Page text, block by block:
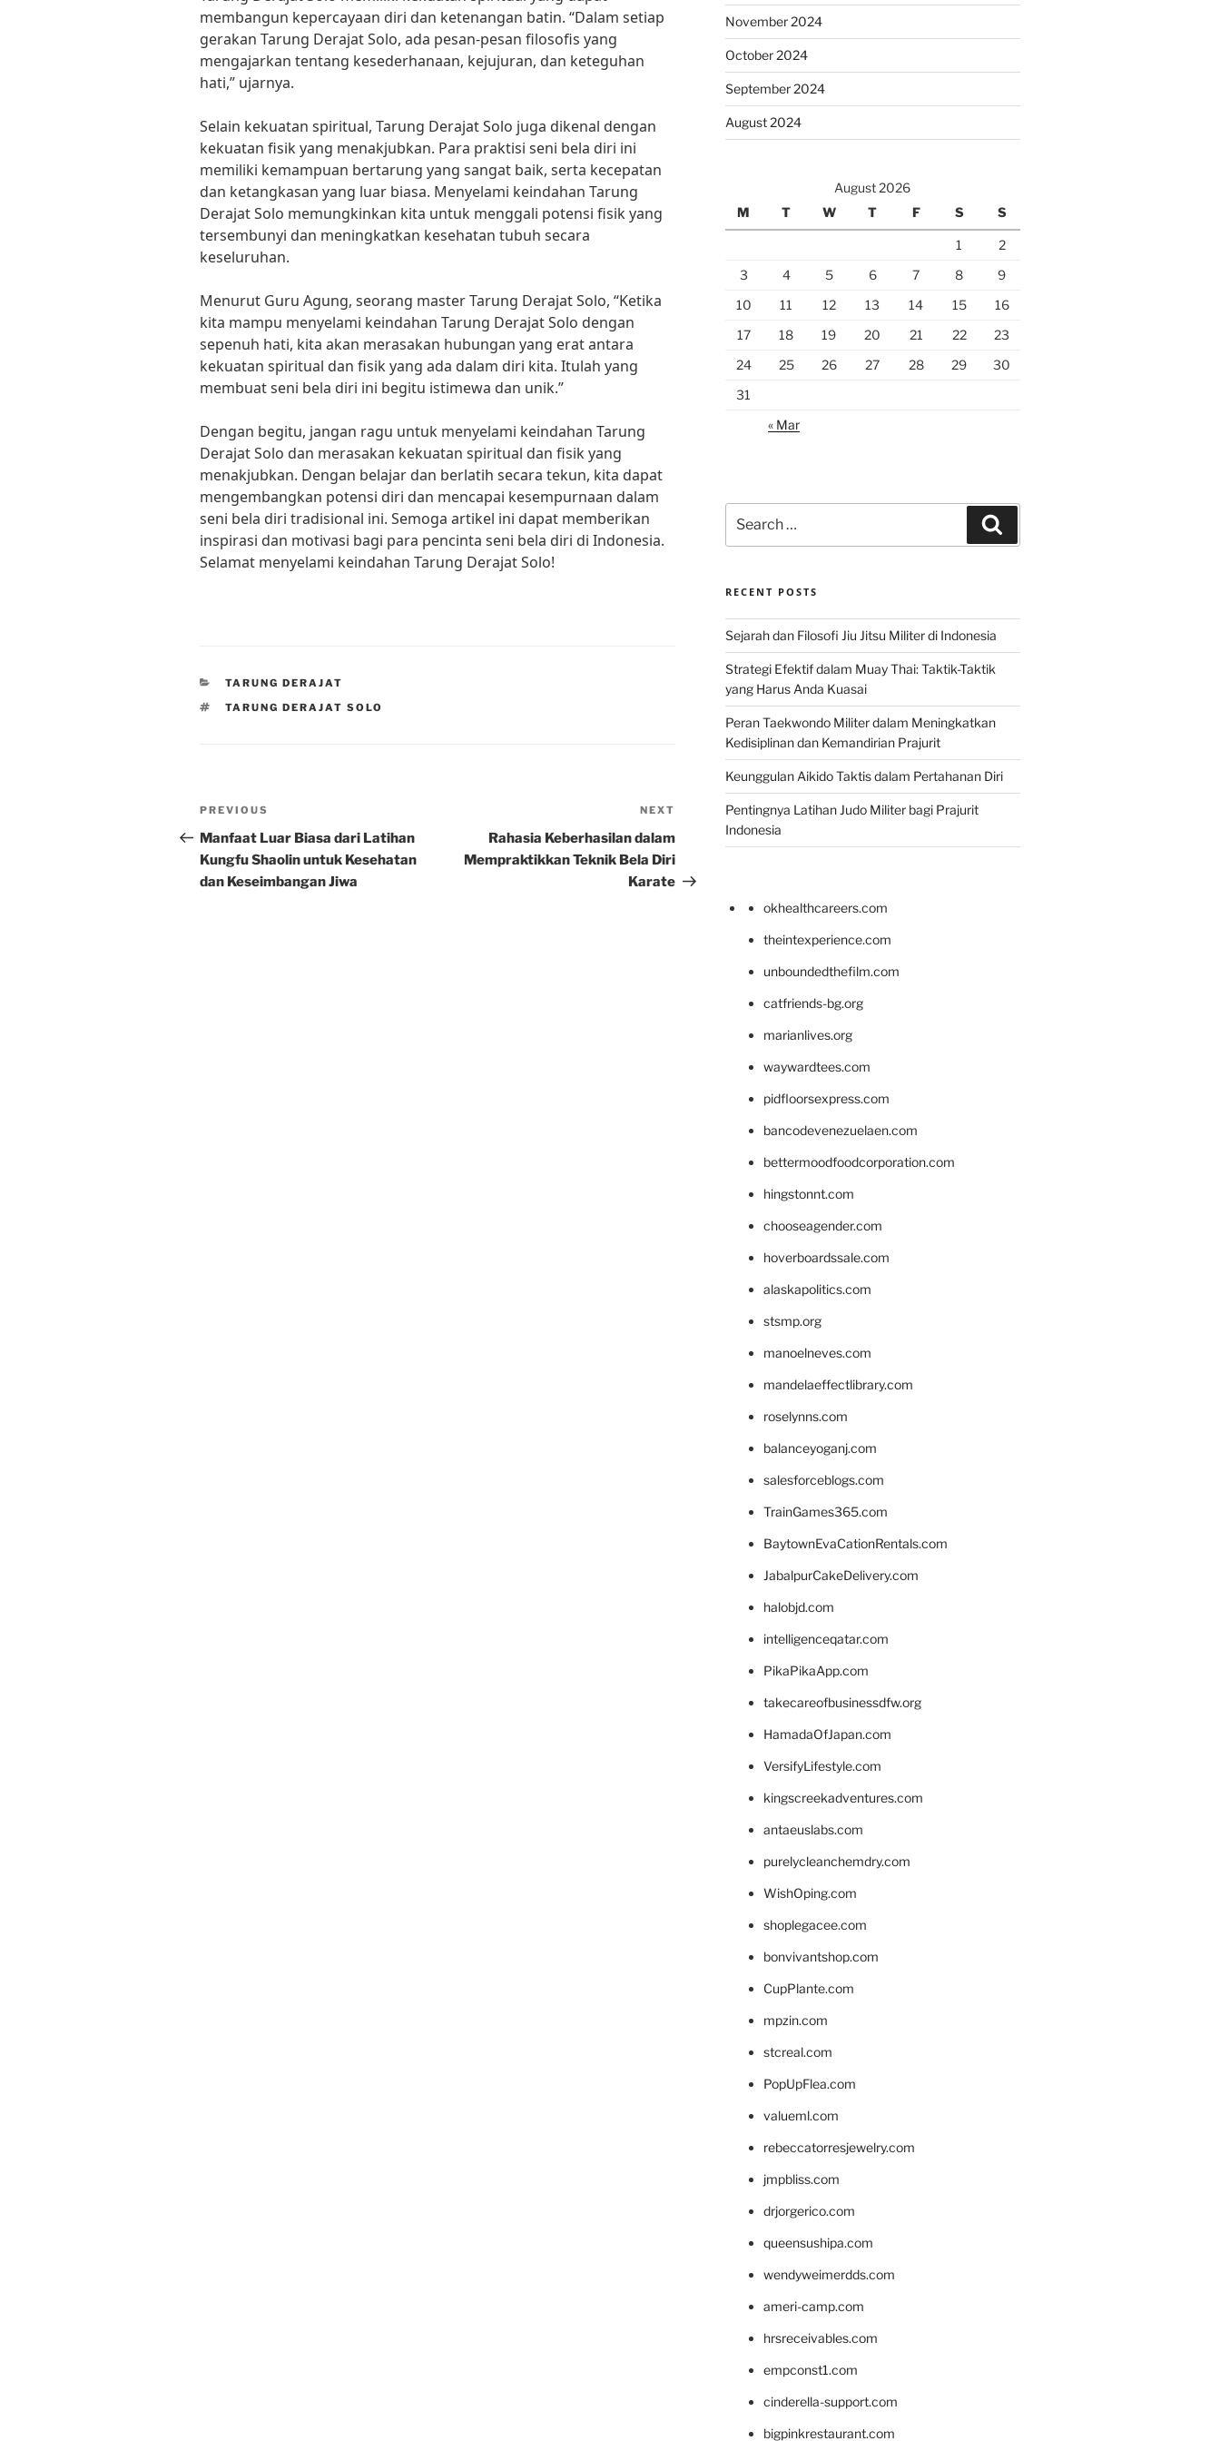
membangun kepercayaan diri dan ketenangan batin. “Dalam setiap
gerakan Tarung Derajat Solo, ada pesan-pesan filosofis yang
mengajarkan tentang kesederhanaan, kejujuran, dan keteguhan
hati,” ujarnya.
Selain kekuatan spiritual, Tarung Derajat Solo juga dikenal dengan
kekuatan fisik yang menakjubkan. Para praktisi seni bela diri ini
memiliki kemampuan bertarung yang sangat baik, serta kecepatan
dan ketangkasan yang luar biasa. Menyelami keindahan Tarung
Derajat Solo memungkinkan kita untuk menggali potensi fisik yang
tersembunyi dan meningkatkan kesehatan tubuh secara
keseluruhan.
Menurut Guru Agung, seorang master Tarung Derajat Solo, “Ketika
kita mampu menyelami keindahan Tarung Derajat Solo dengan
sepenuh hati, kita akan merasakan hubungan yang erat antara
kekuatan spiritual dan fisik yang ada dalam diri kita. Itulah yang
membuat seni bela diri ini begitu istimewa dan unik.”
Dengan begitu, jangan ragu untuk menyelami keindahan Tarung
Derajat Solo dan merasakan kekuatan spiritual dan fisik yang
menakjubkan. Dengan belajar dan berlatih secara tekun, kita dapat
mengembangkan potensi diri dan mencapai kesempurnaan dalam
seni bela diri tradisional ini. Semoga artikel ini dapat memberikan
inspirasi dan motivasi bagi para pencinta seni bela diri di Indonesia.
Selamat menyelami keindahan Tarung Derajat Solo!
CATEGORIES
TARUNG DERAJAT
TAGS
TARUNG DERAJAT SOLO
Post
navigation
Previous
Post
PREVIOUS
Manfaat Luar Biasa dari Latihan
Kungfu Shaolin untuk Kesehatan
dan Keseimbangan Jiwa
Post
NEXT
Rahasia Keberhasilan dalam
Mempraktikkan Teknik Bela Diri
Karate
November 2024
October 2024
September 2024
August 2024
August 2026
M
T W T F S S
1
2
3
4 5 6 7 8
9
10
11 12 13 14 15
16
17
18 19 20 21 22
23
24
25 26 27 28 29
30
31
« Mar
for:
RECENT POSTS
Sejarah dan Filosofi Jiu Jitsu Militer di Indonesia
Strategi Efektif dalam Muay Thai: Taktik-Taktik
yang Harus Anda Kuasai
Peran Taekwondo Militer dalam Meningkatkan
Kedisiplinan dan Kemandirian Prajurit
Keunggulan Aikido Taktis dalam Pertahanan Diri
Pentingnya Latihan Judo Militer bagi Prajurit
Indonesia
okhealthcareers.com
theintexperience.com
unboundedthefilm.com
catfriends-bg.org
marianlives.org
waywardtees.com
pidfloorsexpress.com
bancodevenezuelaen.com
bettermoodfoodcorporation.com
hingstonnt.com
chooseagender.com
hoverboardssale.com
alaskapolitics.com
stsmp.org
manoelneves.com
mandelaeffectlibrary.com
roselynns.com
balanceyoganj.com
salesforceblogs.com
TrainGames365.com
BaytownEvaCationRentals.com
JabalpurCakeDelivery.com
halobjd.com
intelligenceqatar.com
PikaPikaApp.com
takecareofbusinessdfw.org
HamadaOfJapan.com
VersifyLifestyle.com
kingscreekadventures.com
antaeuslabs.com
purelycleanchemdry.com
WishOping.com
shoplegacee.com
bonvivantshop.com
CupPlante.com
mpzin.com
stcreal.com
PopUpFlea.com
valueml.com
rebeccatorresjewelry.com
jmpbliss.com
drjorgerico.com
queensushipa.com
wendyweimerdds.com
ameri-camp.com
hrsreceivables.com
empconst1.com
cinderella-support.com
bigpinkrestaurant.com